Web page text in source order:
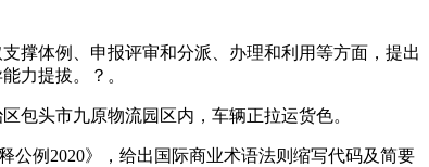
体例、申报评审和分派、办理和利用等方面，提出
力提拔。？。
头市九原物流园区内，车辆正拉运货色。
例2020》，给出国际商业术语法则缩写代码及简要